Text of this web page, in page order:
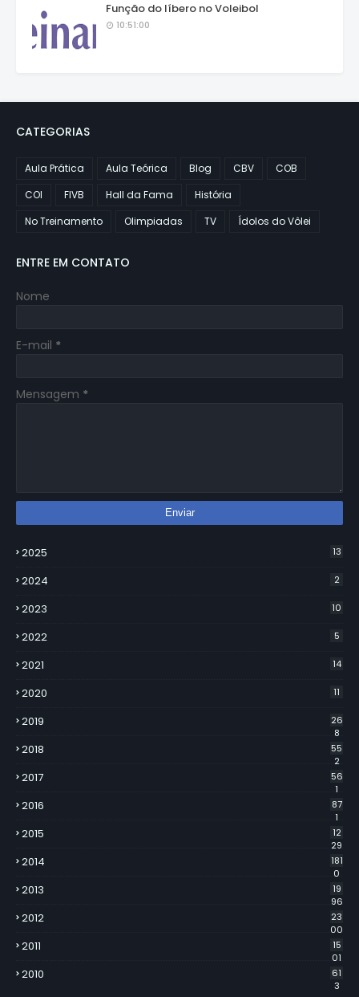
Função do líbero no Voleibol
10:51:00
CATEGORIAS
Aula Prática Aula Teórica Blog CBV
COB
COI
FIVB Hall da Fama
História
No Treinamento
Olimpiadas TV Ídolos do Vôlei
ENTRE EM CONTATO
Nome
E-mail *
Mensagem *
2025 13
2024 2
2023 10
2022 5
2021 14
2020 11
2019
26
8
2018
55
2
2017
56
1
2016
87
1
2015
12
29
2014
181
0
2013
19
96
2012
23
00
2011
15
01
2010
61
3